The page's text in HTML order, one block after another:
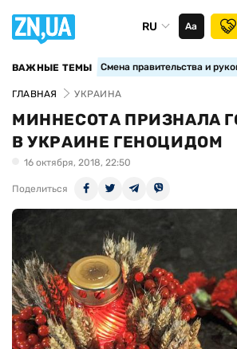
RU Аа
ВАЖНЫЕ ТЕМЫ Смена правительства и
ГЛАВНАЯ УКРАИНА
МИННЕСОТА ПРИЗНАЛА
В УКРАИНЕ ГЕНОЦИДОМ
16 октября, 2018, 22:50
Поделиться